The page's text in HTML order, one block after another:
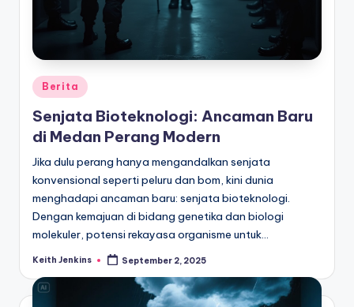
Posted
in
Berita
Senjata Bioteknologi: Ancaman Baru
di Medan Perang Modern
Jika dulu perang hanya mengandalkan senjata
konvensional seperti peluru dan bom, kini dunia
menghadapi ancaman baru: senjata bioteknologi.
Dengan kemajuan di bidang genetika dan biologi
molekuler, potensi rekayasa organisme untuk…
Posted
Keith Jenkins September 2, 2025